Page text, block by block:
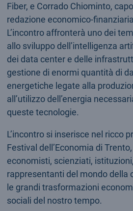
Fiber, e Corrado Chiominto,
redazione economico-finanziaria
L’incontro affronterà uno dei
allo sviluppo dell’intelligenza
dei data center e delle
gestione di enormi quantità di
energetiche legate alla
all’utilizzo dell’energia
queste tecnologie.
L’incontro si inserisce nel ricco
Festival dell’Economia di
economisti, scienziati,
rappresentanti del mondo della
le grandi trasformazioni
sociali del nostro tempo.